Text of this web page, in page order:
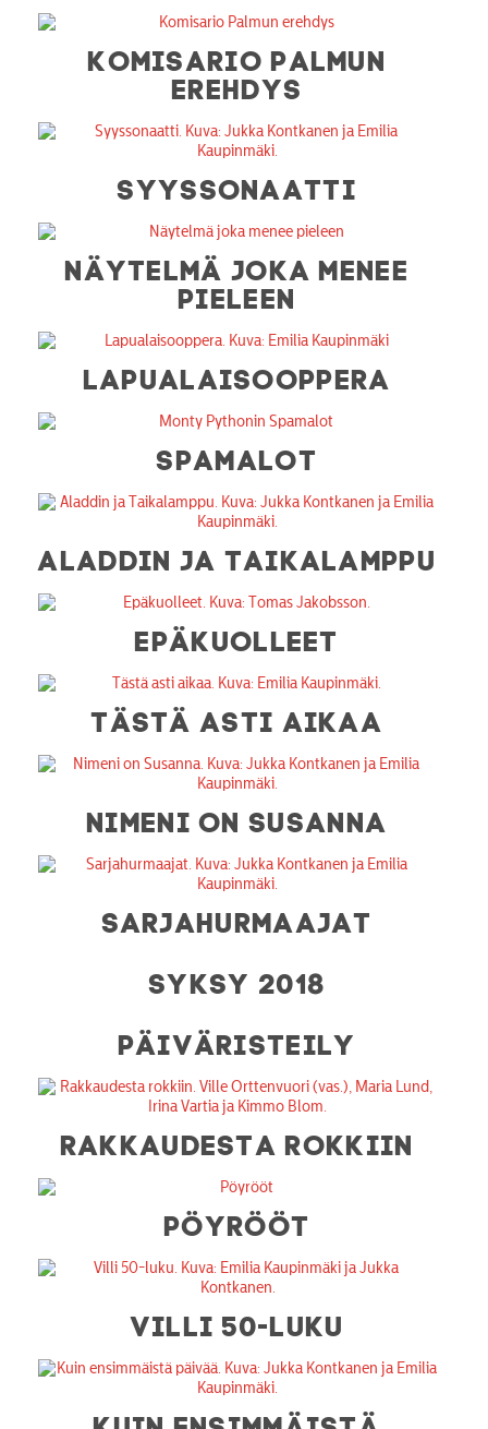
KOMISARIO PALMUN
EREHDYS
SYYSSONAATTI
NÄYTELMÄ JOKA MENEE
PIELEEN
LAPUALAISOOPPERA
SPAMALOT
ALADDIN JA TAIKALAMPPU
EPÄKUOLLEET
TÄSTÄ ASTI AIKAA
NIMENI ON SUSANNA
SARJAHURMAAJAT
SYKSY 2018
PÄIVÄRISTEILY
RAKKAUDESTA ROKKIIN
PÖYRÖÖT
VILLI 50-LUKU
KUIN ENSIMMÄISTÄ